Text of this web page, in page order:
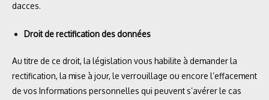
dacces.
Droit de rectification des données
Au titre de ce droit, la législation vous habilite à demander la
rectification, la mise à jour, le verrouillage ou encore l’effacement
de vos Informations personnelles qui peuvent s’avérer le cas